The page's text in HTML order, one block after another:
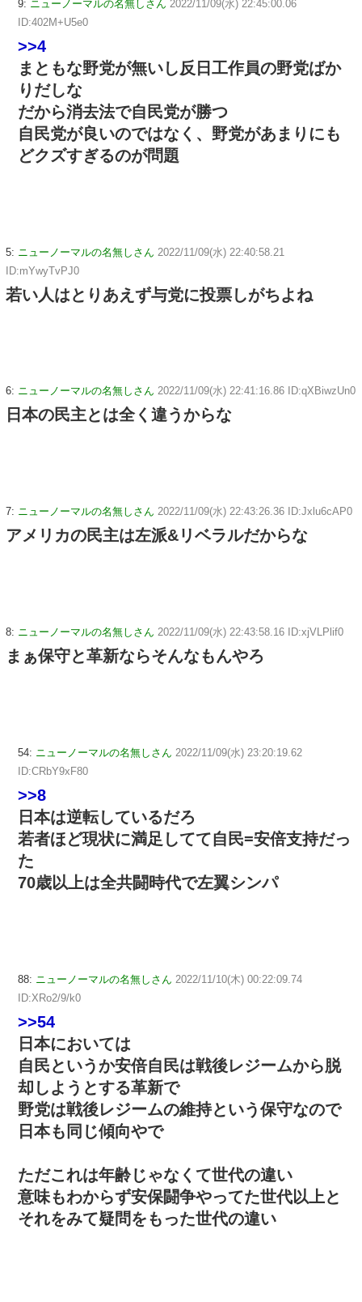
9: ニューノーマルの名無しさん 2022/11/09(水) 22:45:00.06
ID:402M+U5e0
>>4
まともな野党が無いし反日工作員の野党ばか
りだしな
だから消去法で自民党が勝つ
自民党が良いのではなく、野党があまりにも
どクズすぎるのが問題
5: ニューノーマルの名無しさん 2022/11/09(水) 22:40:58.21
ID:mYwyTvPJ0
若い人はとりあえず与党に投票しがちよね
6: ニューノーマルの名無しさん 2022/11/09(水) 22:41:16.86 ID:qXBiwzUn0
日本の民主とは全く違うからな
7: ニューノーマルの名無しさん 2022/11/09(水) 22:43:26.36 ID:Jxlu6cAP0
アメリカの民主は左派&リベラルだからな
8: ニューノーマルの名無しさん 2022/11/09(水) 22:43:58.16 ID:xjVLPlif0
まぁ保守と革新ならそんなもんやろ
54: ニューノーマルの名無しさん 2022/11/09(水) 23:20:19.62
ID:CRbY9xF80
>>8
日本は逆転しているだろ
若者ほど現状に満足してて自民=安倍支持だっ
た
70歳以上は全共闘時代で左翼シンパ
88: ニューノーマルの名無しさん 2022/11/10(木) 00:22:09.74
ID:XRo2/9/k0
>>54
日本においては
自民というか安倍自民は戦後レジームから脱
却しようとする革新で
野党は戦後レジームの維持という保守なので
日本も同じ傾向やで
ただこれは年齢じゃなくて世代の違い
意味もわからず安保闘争やってた世代以上と
それをみて疑問をもった世代の違い